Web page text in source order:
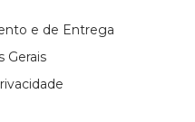
e de Entrega
Gerais